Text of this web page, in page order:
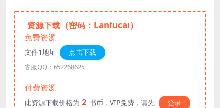
资源下载（密码：Lanfucai）
免费资源
文件1地址 点击下载
客服QQ：652268626
付费资源
此资源下载价格为 2 书币，VIP免费，请先 登录